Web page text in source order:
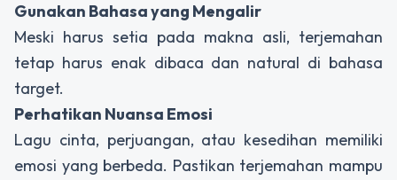
Gunakan Bahasa yang Mengalir
Meski harus setia pada makna asli, terjemahan
tetap harus enak dibaca dan natural di bahasa
target.
Perhatikan Nuansa Emosi
Lagu cinta, perjuangan, atau kesedihan memiliki
emosi yang berbeda. Pastikan terjemahan mampu